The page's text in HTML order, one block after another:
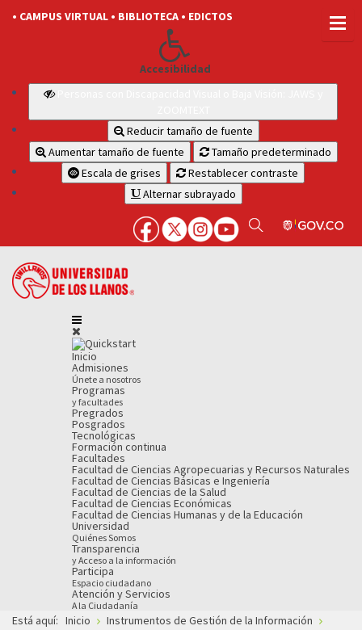
• CAMPUS VIRTUAL • BIBLIOTECA • EDICTOS
Accesibilidad
Reducir tamaño de fuente
Aumentar tamaño de fuente
Tamaño predeterminado
Escala de grises
Restablecer contraste
Alternar subrayado
Inicio
Admisiones
Únete a nosotros
Programas
y facultades
Pregrados
Posgrados
Tecnológicas
Formación continua
Facultades
Facultad de Ciencias Agropecuarias y Recursos Naturales
Facultad de Ciencias Básicas e Ingeniería
Facultad de Ciencias de la Salud
Facultad de Ciencias Económicas
Facultad de Ciencias Humanas y de la Educación
Universidad
Quiénes Somos
Transparencia
y Acceso a la información
Participa
Espacio ciudadano
Atención y Servicios
A la Ciudadanía
Está aquí: Inicio
Instrumentos de Gestión de la Información